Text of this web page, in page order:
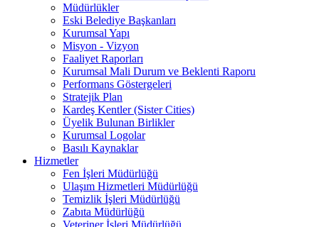
Müdürlükler
Eski Belediye Başkanları
Kurumsal Yapı
Misyon - Vizyon
Faaliyet Raporları
Kurumsal Mali Durum ve Beklenti Raporu
Performans Göstergeleri
Stratejik Plan
Kardeş Kentler (Sister Cities)
Üyelik Bulunan Birlikler
Kurumsal Logolar
Basılı Kaynaklar
Hizmetler
Fen İşleri Müdürlüğü
Ulaşım Hizmetleri Müdürlüğü
Temizlik İşleri Müdürlüğü
Zabıta Müdürlüğü
Veteriner İşleri Müdürlüğü